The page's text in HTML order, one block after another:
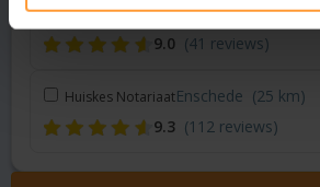
Notariskantoor ScherfkeBorne (16
9.0 (41 reviews)
Huiskes NotariaatEnschede (25 km)
9.3 (112 reviews)